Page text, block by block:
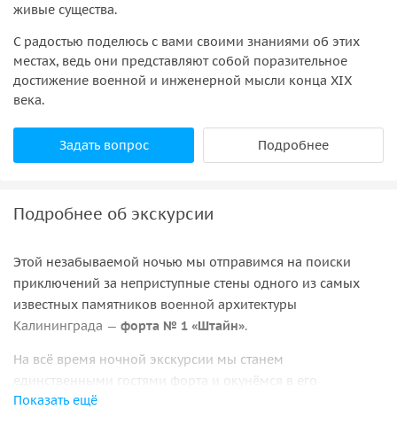
живые существа.
С радостью поделюсь с вами своими знаниями об этих
местах, ведь они представляют собой поразительное
достижение военной и инженерной мысли конца XIX
века.
Задать вопрос Подробнее
Подробнее об экскурсии
Этой незабываемой ночью мы отправимся на поиски
приключений за неприступные стены одного из самых
известных памятников военной архитектуры
Калининграда — форта № 1 «Штайн».
На всё время ночной экскурсии мы станем
единственными гостями форта и окунёмся в его
завораживающую атмосферу. Трудно представить более
Показать ещё